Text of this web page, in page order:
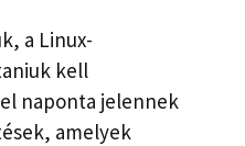
a Linux-
kell
naponta jelennek
amelyek